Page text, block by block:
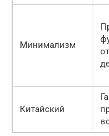
Минимализм
Китайский